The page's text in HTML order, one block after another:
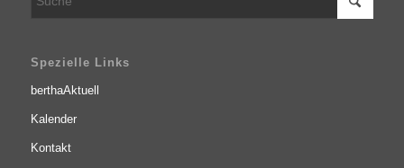
Spezielle Links
berthaAktuell
Kalender
Kontakt